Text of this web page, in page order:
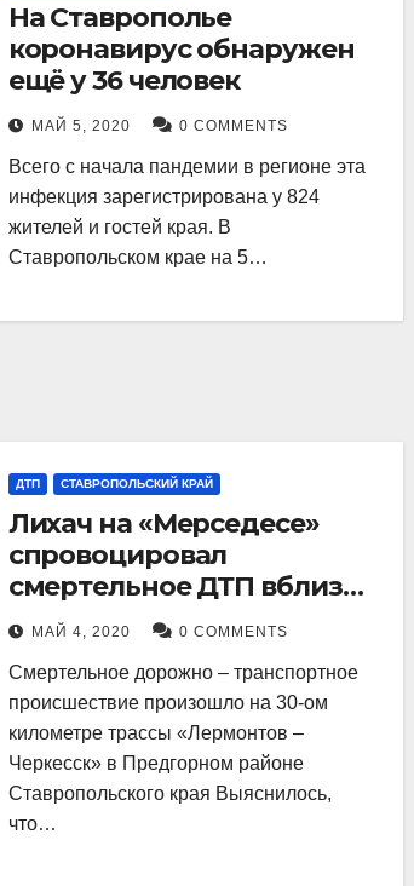
На Ставрополье
коронавирус обнаружен
ещё у 36 человек
МАЙ 5, 2020 0 COMMENTS
Всего с начала пандемии в регионе эта
инфекция зарегистрирована у 824
жителей и гостей края. В
Ставропольском крае на 5…
ДТП СТАВРОПОЛЬСКИЙ КРАЙ
Лихач на «Мерседесе»
спровоцировал
смертельное ДТП вблизи
станицы Суворовская
МАЙ 4, 2020 0 COMMENTS
Смертельное дорожно – транспортное
происшествие произошло на 30-ом
километре трассы «Лермонтов –
Черкесск» в Предгорном районе
Ставропольского края Выяснилось,
что…